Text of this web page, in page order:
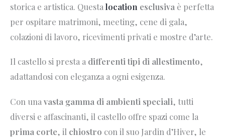
storica e artistica. Questa location esclusiva è perfetta
per ospitare matrimoni, meeting, cene di gala,
colazioni di lavoro, ricevimenti privati e mostre d’arte.
Il castello si presta a differenti tipi di allestimento,
adattandosi con eleganza a ogni esigenza.
Con una vasta gamma di ambienti speciali, tutti
diversi e affascinanti, il castello offre spazi come la
prima corte, il chiostro con il suo Jardin d’Hiver, le